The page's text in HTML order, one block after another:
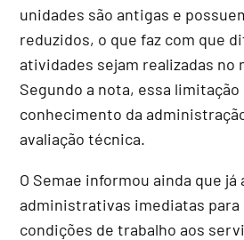
unidades são antigas e
reduzidos, o que faz com que
atividades sejam realizadas no
Segundo a nota, essa
conhecimento da
avaliação técnica.
O Semae informou ainda que
administrativas imediatas
condições de trabalho aos